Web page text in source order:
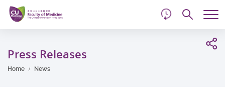
Skip
main
content
Press Releases
Home News